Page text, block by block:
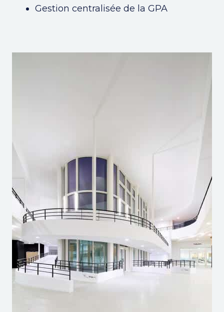
Gestion centralisée de la GPA